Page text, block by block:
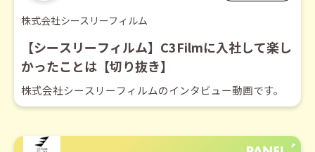
株式会社シースリーフィルム
【シースリーフィルム】C3Filmに入社して楽し
かったことは【切り抜き】
株式会社シースリーフィルムのインタビュー動画です。